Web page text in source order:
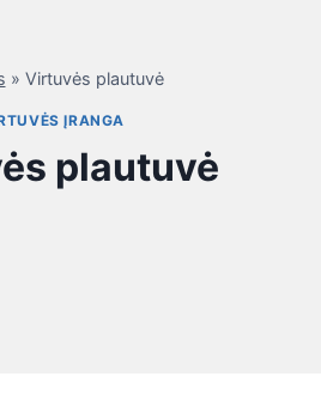
» Virtuvės plautuvė
ĮRANGA
plautuvė